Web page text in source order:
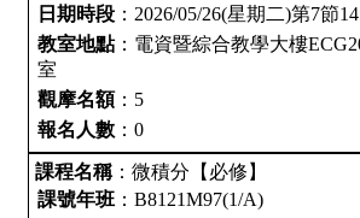
日期時段 ：2026/05/26(星期二)第7節
教室地點：電資暨綜合教學大樓
室
觀摩名額：5
報名人數 ：0
課程名稱：微積分【必修】
課號年班 ：B8121M97(1/A)